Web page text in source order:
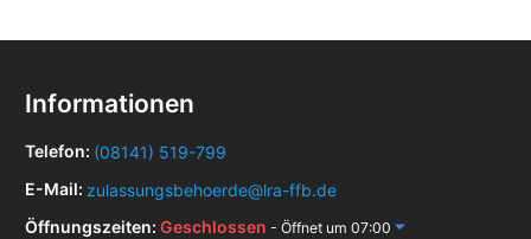
Informationen
Telefon: (08141) 519-799
E-Mail: zulassungsbehoerde@lra-ffb.de
Öffnungszeiten: Geschlossen - Öffnet um 07:00